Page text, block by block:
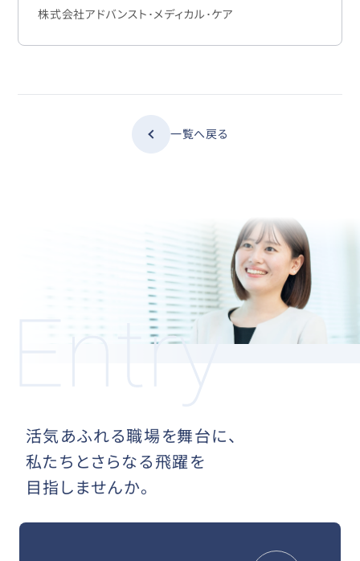
株式会社アドバンスト･メディカル･ケア
一覧へ戻る
活気あふれる職場を舞台に、
私たちとさらなる飛躍を
目指しませんか。